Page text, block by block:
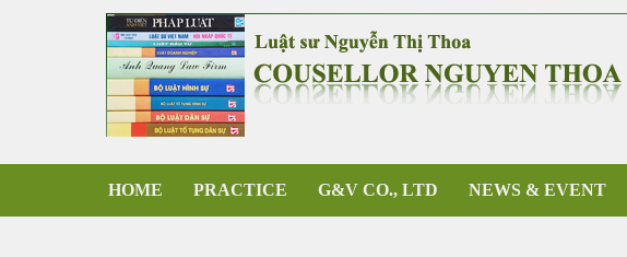
HOME PRACTICE G&V CO., LTD NEWS & EVENT